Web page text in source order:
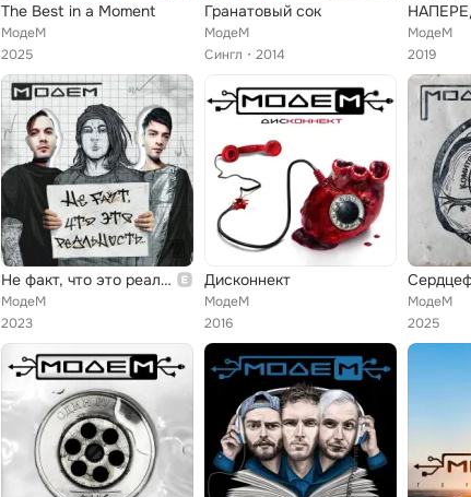
The Best in a Moment
МодеМ
2025
Гранатовый сок
МодеМ
Сингл
2014
МодеМ
2019
Не факт, что это реальность
МодеМ
2023
Дисконнект
МодеМ
2016
МодеМ
2025